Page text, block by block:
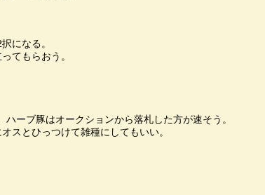
なる。
てもらおう。
ブ豚はオークションから落札した方が速そう。
スとひっつけて雑種にしてもいい。